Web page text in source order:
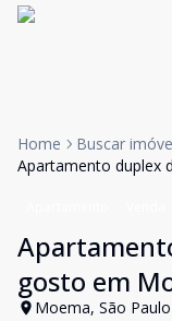
Home
Buscar
Apartamento duplex
gosto em
Moema, São Paulo